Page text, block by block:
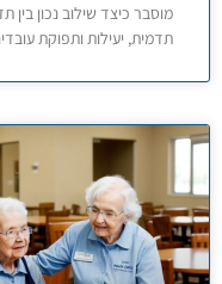
מוסבר כיצד שילוב נכון בין
תדמית, יעילות ותפוקת